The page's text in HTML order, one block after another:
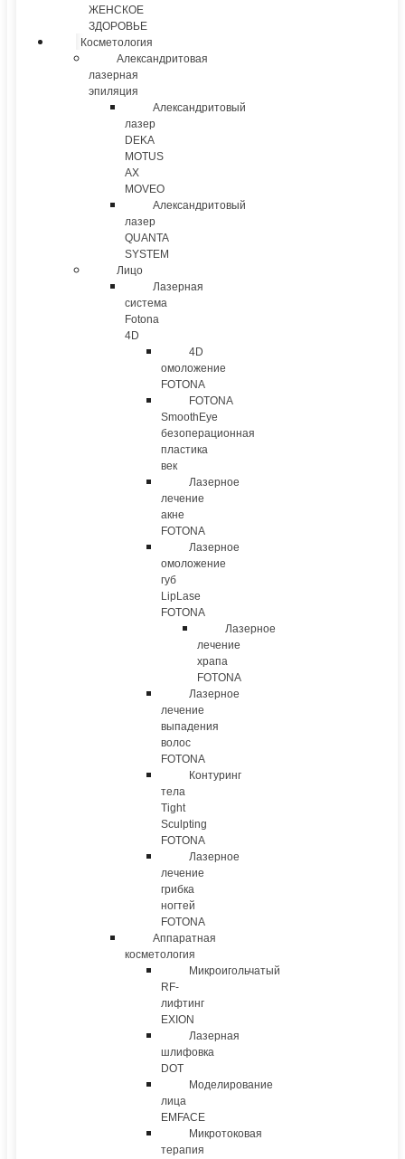
ЖЕНСКОЕ
ЗДОРОВЬЕ
Косметология
Александритовая
лазерная
эпиляция
Александритовый
лазер
DEKA
MOTUS
AX
MOVEO
Александритовый
лазер
QUANTA
SYSTEM
Лицо
Лазерная
система
Fotona
4D
4D
омоложение
FOTONA
FOTONA
SmoothEye
безоперационная
пластика
век
Лазерное
лечение
акне
FOTONA
Лазерное
омоложение
губ
LipLase
FOTONA
Лазерное
лечение
храпа
FOTONA
Лазерное
лечение
выпадения
волос
FOTONA
Контуринг
тела
Tight
Sculpting
FOTONA
Лазерное
лечение
грибка
ногтей
FOTONA
Аппаратная
косметология
Микроигольчатый
RF-
лифтинг
EXION
Лазерная
шлифовка
DOT
Моделирование
лица
EMFACE
Микротоковая
терапия